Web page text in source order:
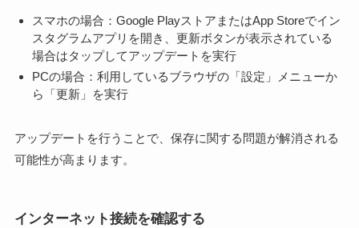
スマホの場合：Google PlayストアまたはApp Storeでイン
スタグラムアプリを開き、更新ボタンが表示されている
場合はタップしてアップデートを実行
PCの場合：利用しているブラウザの「設定」メニューか
ら「更新」を実行
アップデートを行うことで、保存に関する問題が解消される
可能性が高まります。
インターネット接続を確認する